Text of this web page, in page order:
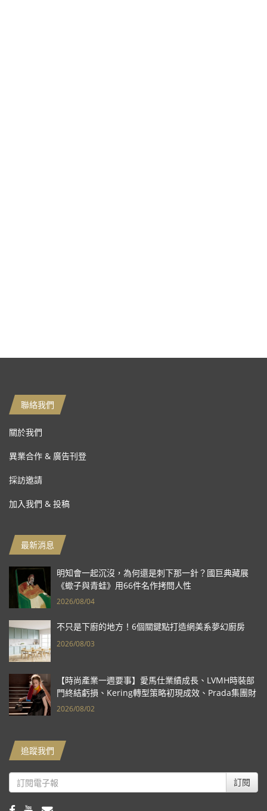
聯絡我們
關於我們
異業合作 & 廣告刊登
採訪邀請
加入我們 & 投稿
最新消息
明知會一起沉沒，為何還是刺下那一針？國巨典藏展
《蠍子與青蛙》用66件名作拷問人性
2026/08/04
不只是下廚的地方！6個關鍵點打造網美系夢幻廚房
2026/08/03
【時尚產業一週要事】愛馬仕業績成長、LVMH時裝部
門終結虧損、Kering轉型策略初現成效、Prada集團財
報亮眼
2026/08/02
追蹤我們
訂閱